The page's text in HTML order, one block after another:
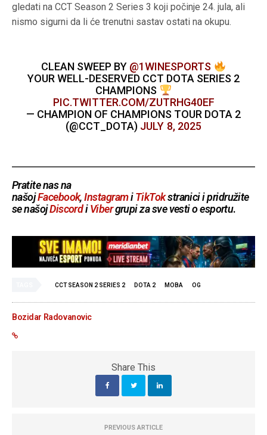
gledati na CCT Season 2 Series 3 koji počinje 24. jula, ali
nismo sigurni da li će trenutni sastav ostati na okupu.
CLEAN SWEEP BY @1WINESPORTS
YOUR WELL-DESERVED CCT DOTA SERIES 2
CHAMPIONS
PIC.TWITTER.COM/ZUTRHG40EF
— CHAMPION OF CHAMPIONS TOUR DOTA 2
(@CCT_DOTA) JULY 8, 2025
Pratite nas na
našojFacebook,InstagramiTikTokstranici i pridružite
se našojDiscordiVibergrupi za sve vesti o esportu.
CCT SEASON 2 SERIES 2 DOTA 2 MOBA OG
Bozidar Radovanovic
Share This
PREVIOUS ARTICLE